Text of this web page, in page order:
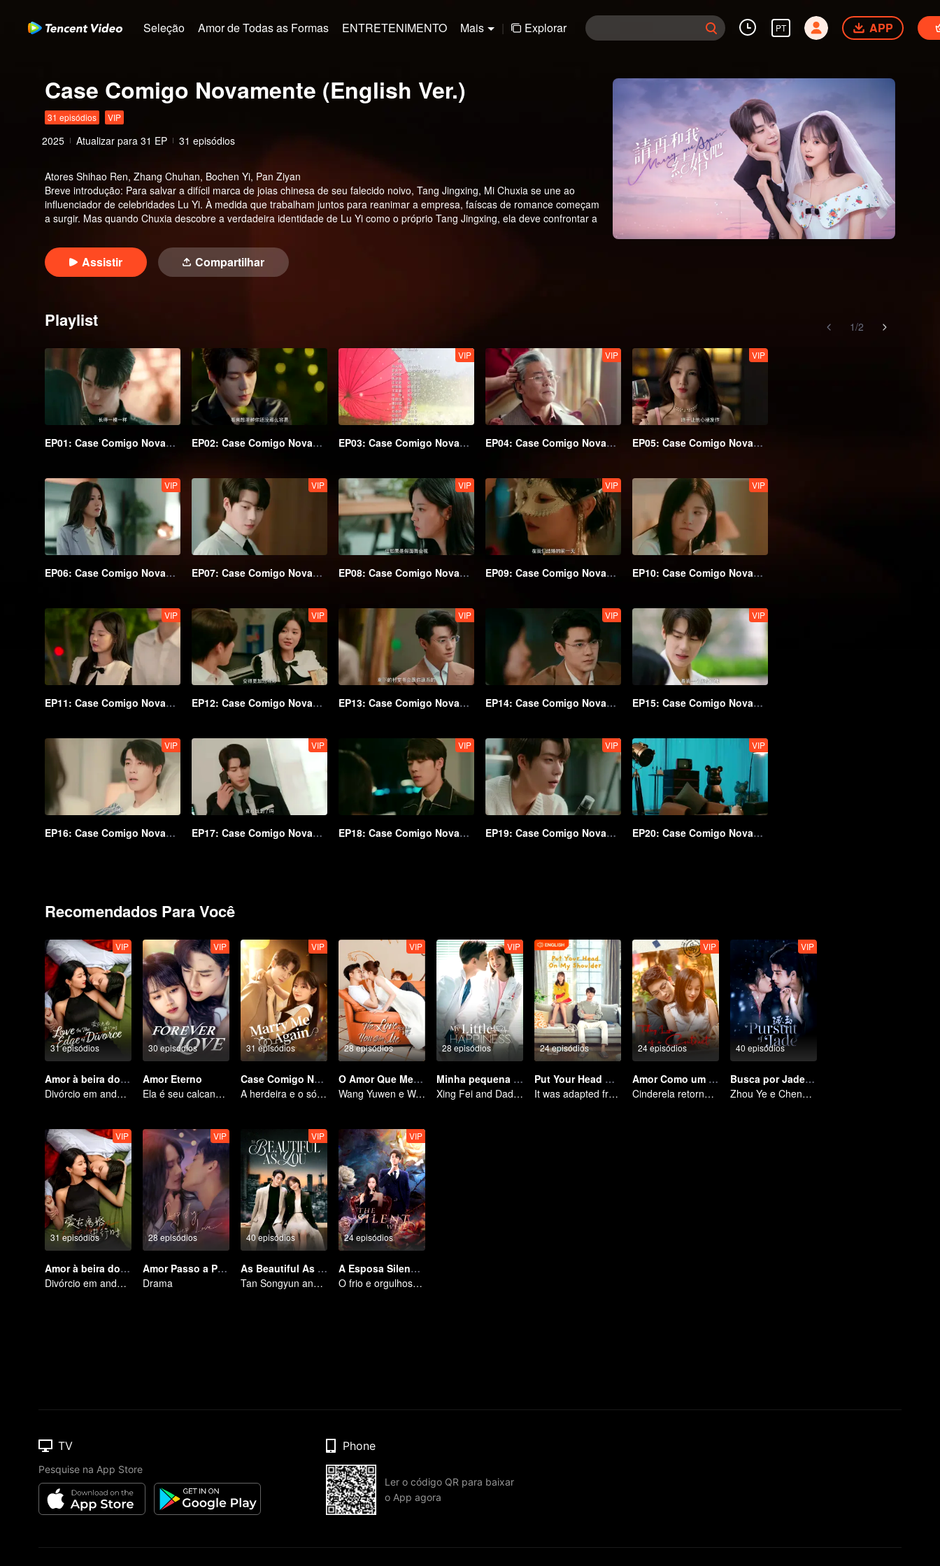
Seleção Amor de Todas as Formas ENTRETENIMENTO Mais | Explorar PT APP
Case Comigo Novamente (English Ver.)
31 episódios VIP
2025 Atualizar para 31 EP 31 episódios
Atores Shihao Ren, Zhang Chuhan, Bochen Yi, Pan Ziyan
Breve introdução: Para salvar a difícil marca de joias chinesa de seu falecido noivo, Tang Jingxing, Mi Chuxia se une ao
influenciador de celebridades Lu Yi. À medida que trabalham juntos para reanimar a empresa, faíscas de romance começam
a surgir. Mas quando Chuxia descobre a verdadeira identidade de Lu Yi como o próprio Tang Jingxing, ela deve confrontar a
Assistir Compartilhar
Playlist 1/2
EP01: Case Comigo Novamente (English Ver.) EP02: Case Comigo Novamente (English Ver.)
VIP
EP03: Case Comigo Novamente (English Ver.)
VIP
EP04: Case Comigo Novamente (English Ver.)
VIP
EP05: Case Comigo Novamente (English Ver.)
VIP
EP06: Case Comigo Novamente (English Ver.)
VIP
EP07: Case Comigo Novamente (English Ver.)
VIP
EP08: Case Comigo Novamente (English Ver.)
VIP
EP09: Case Comigo Novamente
VIP
EP10: Case Comigo Novamente
VIP
EP11: Case Comigo Novamente
VIP
EP12: Case Comigo Novamente
VIP
EP13: Case Comigo Novamente
VIP
EP14: Case Comigo Novamente
VIP
EP15: Case Comigo Novamente
VIP
EP16: Case Comigo Novamente
VIP
EP17: Case Comigo Novamente
VIP
EP18: Case Comigo Novamente
VIP
EP19: Case Comigo Novamente
VIP
EP20: Case Comigo Novamente
Recomendados Para Você
31 episódios
VIP
Amor à beira do divórcio
Divórcio em andamento, paixão no momento certo
30 episódios
VIP
Amor Eterno
Ela é seu calcanhar de Aquiles e sua armadura
31 episódios
VIP
Case Comigo Novamente
A herdeira e o sósia de seu falecido marido
28 episódios
VIP
O Amor Que Me Dá
Wang Yuwen e Wang Ziqi trabalham novamente como um casal
28 episódios
VIP
Minha pequena felicidade
Xing Fei and Daddi Tang's sweet love story.
24 episódios
Put Your Head On My Shoulder (Eng Dub)
It was adapted from the same series of novels as "A Love so Beautiful"
24 episódios
VIP
Amor Como um Contrato
Cinderela retorna à alta sociedade e encontra o amor com o presidente
40 episódios
VIP
Busca por Jade (Versão em Inglês)
Zhou Ye e Cheng Lei, os jovens generais que protegem o país
31 episódios
VIP
Amor à beira do divórcio
Divórcio em andamento, paixão no momento certo
28 episódios
VIP
Amor Passo a Passo
Drama
40 episódios
VIP
As Beautiful As You
Tan Songyun and Xu Kai join forces in the workplace
24 episódios
VIP
A Esposa Silenciosa
O frio e orgulhoso CEO persegue sua doce esposa muda
TV
Pesquise na App Store
Phone
Ler o código QR para baixar
o App agora